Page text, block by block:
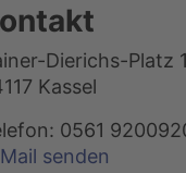
Dierichs-Platz 1
Kassel
0561
senden